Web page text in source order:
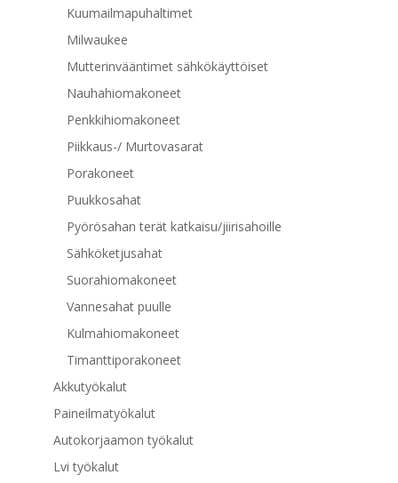
Kuumailmapuhaltimet
Milwaukee
Mutterinvääntimet sähkökäyttöiset
Nauhahiomakoneet
Penkkihiomakoneet
Piikkaus-/ Murtovasarat
Porakoneet
Puukkosahat
Pyörösahan terät katkaisu/jiirisahoille
Sähköketjusahat
Suorahiomakoneet
Vannesahat puulle
Kulmahiomakoneet
Timanttiporakoneet
Akkutyökalut
Paineilmatyökalut
Autokorjaamon työkalut
Lvi työkalut